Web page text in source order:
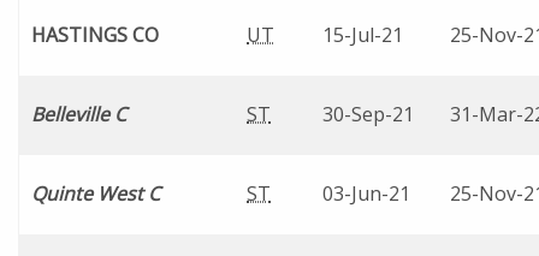
HASTINGS CO UT 15-Jul-21 25-Nov-
Belleville C ST 30-Sep-21 31-Mar-
Quinte West C ST 03-Jun-21 25-Nov-